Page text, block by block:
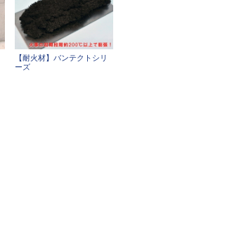
【耐火材】バンテクトシリ
ーズ